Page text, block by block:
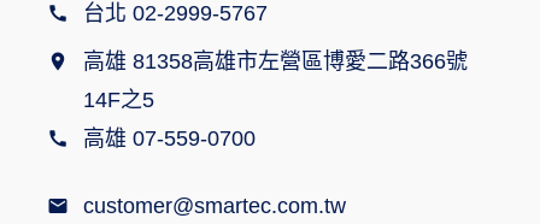
台北 02-2999-5767
高雄 81358高雄市左營區博愛二路366號
14F之5
高雄 07-559-0700
customer@smartec.com.tw